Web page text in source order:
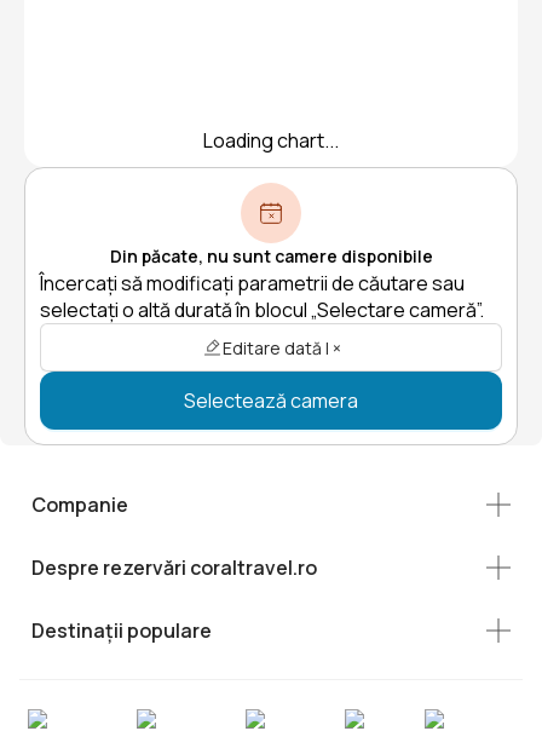
Loading chart...
Din păcate, nu sunt camere disponibile
Încercați să modificați parametrii de căutare sau
selectați o altă durată în blocul „Selectare cameră”.
Editare dată | ×
Selectează camera
Companie
Despre rezervări coraltravel.ro
Destinații populare